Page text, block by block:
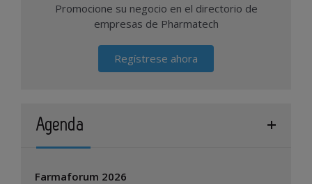
Promocione su negocio en el directorio de
empresas de Pharmatech
Regístrese ahora
Agenda
Farmaforum 2026